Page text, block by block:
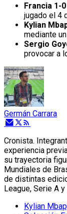
Francia 1-
jugado el 4
Kylian
mediante
Sergio
provocar a
Germán Carrara
Cronista.
experiencia
su trayectoria
Mundiales de
de distintas
League, Serie A y
Kylian